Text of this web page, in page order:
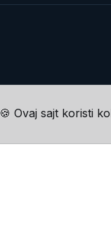
🍪 Ovaj sajt koristi